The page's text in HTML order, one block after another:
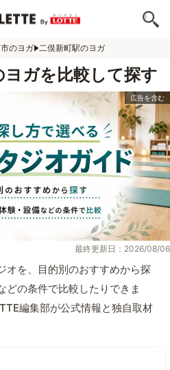
のヨガ 二俣新町駅のヨガ
ヨガを比較して探す
最終更新日：2026/08/06
オを、目的別のおすすめから探
どの条件で比較したりできま
編集部が公式情報と独自取材